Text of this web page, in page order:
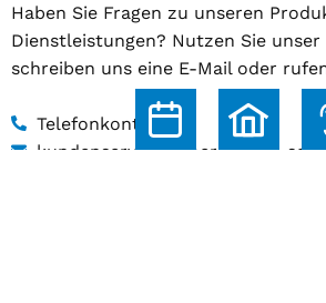
Haben Sie Fragen zu unseren
Dienstleistungen? Nutzen Sie
schreiben uns eine E-Mail oder
Telefonkontakt
kundenservice@hoerakustik-